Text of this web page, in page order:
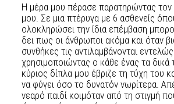
Η μέρα μου πέρασε παρατηρώντας
μου. Σε μια πτέρυγα με 6 ασθενείς
ολοκληρώσει την ίδια επέμβαση
δει πως οι άνθρωποι ακόμα και όταν
συνθήκες τις αντιλαμβάνονται
χρησιμοποιώντας ο κάθε ένας τα δικά
κύριος δίπλα μου έβριζε τη τύχη του
να φύγει όσο το δυνατόν νωρίτερα.
νεαρό παιδί κοιμόταν από τη στιγμή